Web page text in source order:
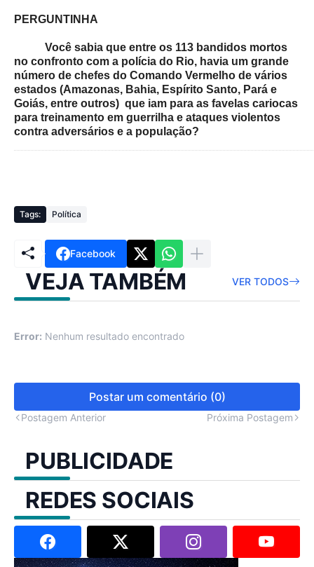
PERGUNTINHA
Você sabia que entre os 113 bandidos mortos
no confronto com a polícia do Rio, havia um grande
número de chefes do Comando Vermelho de vários
estados (Amazonas, Bahia, Espírito Santo, Pará e
Goiás, entre outros) que iam para as favelas cariocas
para treinamento em guerrilha e ataques violentos
contra adversários e a população?
Tags: Política
Facebook
VEJA TAMBÉM VER TODOS
Error: Nenhum resultado encontrado
Postar um comentário (0)
Postagem Anterior Próxima Postagem
PUBLICIDADE
REDES SOCIAIS